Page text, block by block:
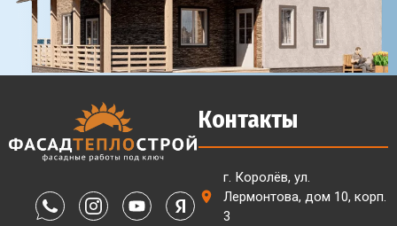
Контакты
г. Королёв, ул.
Лермонтова, дом 10, корп.
3